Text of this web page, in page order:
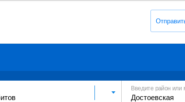
Введите район или